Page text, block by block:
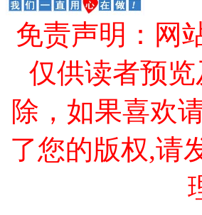
免责声明：网
仅供读者预
除，如果喜欢
了您的版权,请